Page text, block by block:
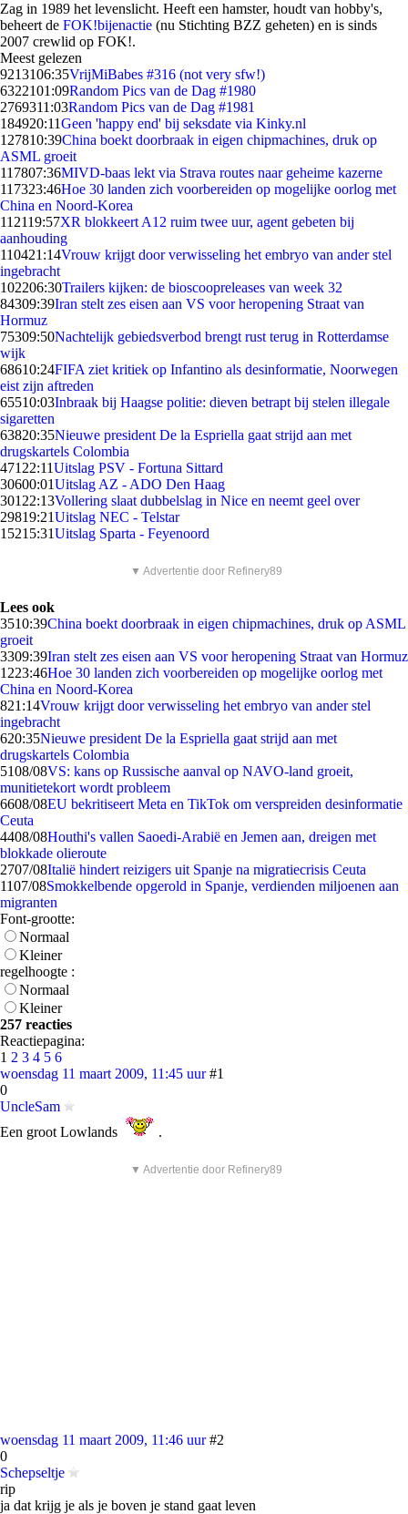
Zag in 1989 het levenslicht. Heeft een hamster, houdt van hobby's,
beheert de FOK!bijenactie (nu Stichting BZZ geheten) en is sinds
2007 crewlid op FOK!.
Meest gelezen
9213106:35VrijMiBabes #316 (not very sfw!)
6322101:09Random Pics van de Dag #1980
2769311:03Random Pics van de Dag #1981
184920:11Geen 'happy end' bij seksdate via Kinky.nl
127810:39China boekt doorbraak in eigen chipmachines, druk op
ASML groeit
117807:36MIVD-baas lekt via Strava routes naar geheime kazerne
117323:46Hoe 30 landen zich voorbereiden op mogelijke oorlog met
China en Noord-Korea
112119:57XR blokkeert A12 ruim twee uur, agent gebeten bij
aanhouding
110421:14Vrouw krijgt door verwisseling het embryo van ander stel
ingebracht
102206:30Trailers kijken: de bioscoopreleases van week 32
84309:39Iran stelt zes eisen aan VS voor heropening Straat van
Hormuz
75309:50Nachtelijk gebiedsverbod brengt rust terug in Rotterdamse
wijk
68610:24FIFA ziet kritiek op Infantino als desinformatie, Noorwegen
eist zijn aftreden
65510:03Inbraak bij Haagse politie: dieven betrapt bij stelen illegale
sigaretten
63820:35Nieuwe president De la Espriella gaat strijd aan met
drugskartels Colombia
471 22:11Uitslag PSV - Fortuna Sittard
30600:01Uitslag AZ - ADO Den Haag
301 22:13Vollering slaat dubbelslag in Nice en neemt geel over
29819:21Uitslag NEC - Telstar
15215:31Uitslag Sparta - Feyenoord
▼ Advertentie door Refinery89
Lees ook
3510:39China boekt doorbraak in eigen chipmachines, druk op ASML
groeit
3309:39Iran stelt zes eisen aan VS voor heropening Straat van Hormuz
1223:46Hoe 30 landen zich voorbereiden op mogelijke oorlog met
China en Noord-Korea
821:14Vrouw krijgt door verwisseling het embryo van ander stel
ingebracht
620:35Nieuwe president De la Espriella gaat strijd aan met
drugskartels Colombia
5108/08VS: kans op Russische aanval op NAVO-land groeit,
munitietekort wordt probleem
6608/08EU bekritiseert Meta en TikTok om verspreiden desinformatie
Ceuta
4408/08Houthi's vallen Saoedi-Arabië en Jemen aan, dreigen met
blokkade olieroute
2707/08Italië hindert reizigers uit Spanje na migratiecrisis Ceuta
1107/08Smokkelbende opgerold in Spanje, verdienden miljoenen aan
migranten
Font-grootte:
Normaal
Kleiner
regelhoogte :
Normaal
Kleiner
257 reacties
Reactiepagina:
1 2 3 4 5 6
woensdag 11 maart 2009, 11:45 uur #1
0
UncleSam
Een groot Lowlands
.
▼ Advertentie door Refinery89
woensdag 11 maart 2009, 11:46 uur #2
0
Schepseltje
rip
ja dat krijg je als je boven je stand gaat leven